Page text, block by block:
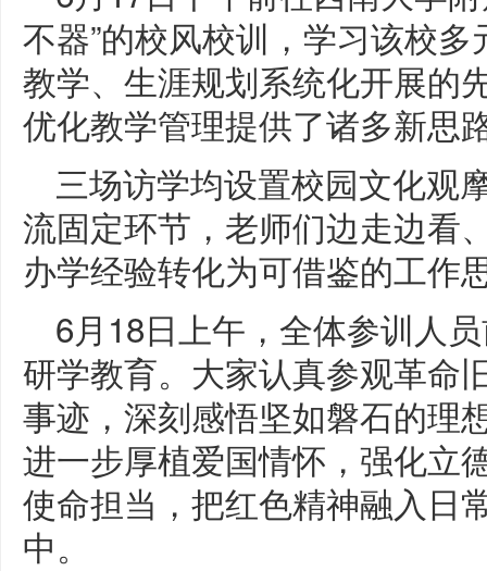
不器”的校风校训，学习该校
教学、生涯规划系统化开展的
优化教学管理提供了诸多新思
三场访学均设置校园文化观
流固定环节，老师们边走边看
办学经验转化为可借鉴的工作
6月18日上午，全体参训人
研学教育。大家认真参观革命
事迹，深刻感悟坚如磐石的理
进一步厚植爱国情怀，强化立
使命担当，把红色精神融入日
中。